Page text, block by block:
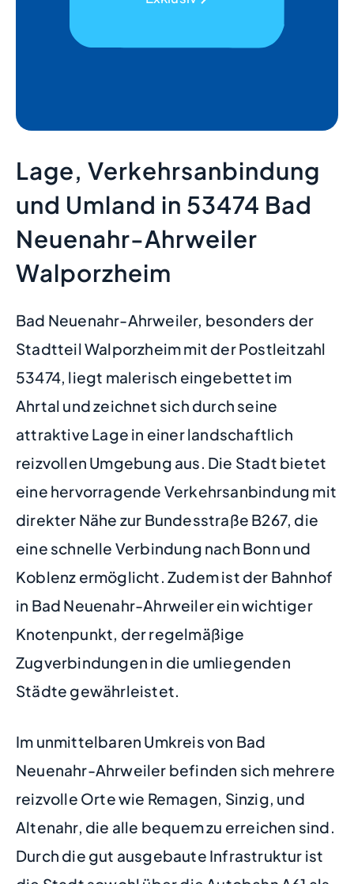
Lage, Verkehrsanbindung
und Umland in 53474 Bad
Neuenahr-Ahrweiler
Walporzheim
Bad Neuenahr-Ahrweiler, besonders der
Stadtteil Walporzheim mit der Postleitzahl
53474, liegt malerisch eingebettet im
Ahrtal und zeichnet sich durch seine
attraktive Lage in einer landschaftlich
reizvollen Umgebung aus. Die Stadt bietet
eine hervorragende Verkehrsanbindung mit
direkter Nähe zur Bundesstraße B267, die
eine schnelle Verbindung nach Bonn und
Koblenz ermöglicht. Zudem ist der Bahnhof
in Bad Neuenahr-Ahrweiler ein wichtiger
Knotenpunkt, der regelmäßige
Zugverbindungen in die umliegenden
Städte gewährleistet.
Im unmittelbaren Umkreis von Bad
Neuenahr-Ahrweiler befinden sich mehrere
reizvolle Orte wie Remagen, Sinzig, und
Altenahr, die alle bequem zu erreichen sind.
Durch die gut ausgebaute Infrastruktur ist